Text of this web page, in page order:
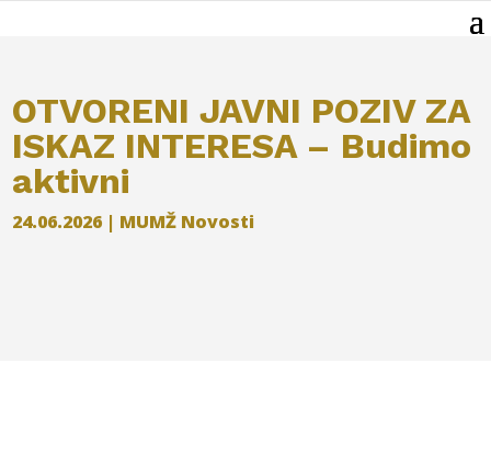
OTVORENI JAVNI POZIV ZA
ISKAZ INTERESA – Budimo
aktivni
24.06.2026 | MUMŽ Novosti